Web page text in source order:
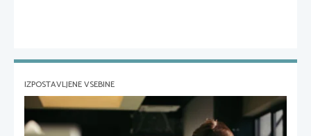
IZPOSTAVLJENE VSEBINE